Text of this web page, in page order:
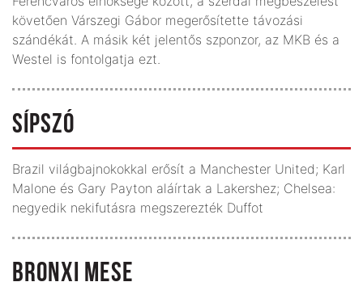
követően Várszegi Gábor megerősítette távozási
szándékát. A másik két jelentős szponzor, az MKB és a
Westel is fontolgatja ezt.
SÍPSZÓ
Brazil világbajnokokkal erősít a Manchester United; Karl
Malone és Gary Payton aláírtak a Lakershez; Chelsea:
negyedik nekifutásra megszerezték Duffot
BRONXI MESE